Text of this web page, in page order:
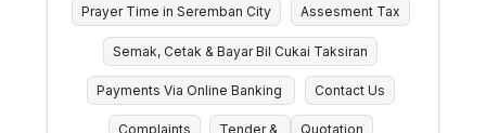
Prayer Time in Seremban City Assesment Tax
Semak, Cetak & Bayar Bil Cukai Taksiran
Payments Via Online Banking Contact Us
Complaints Tender & Quotation